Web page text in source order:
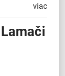
viac